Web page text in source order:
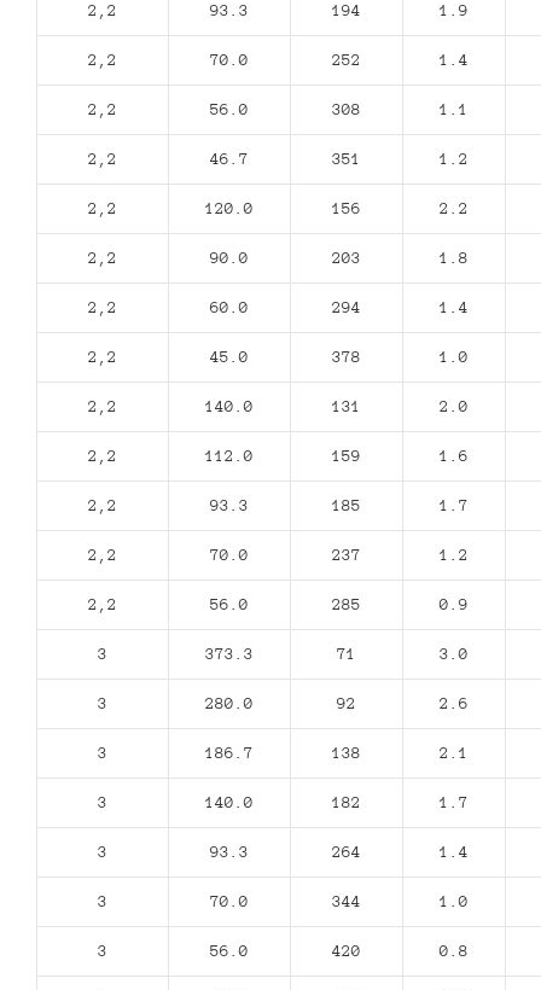
2,2 93.3 194 1.9
2,2 70.0 252 1.4
2,2 56.0 308 1.1
2,2 46.7 351 1.2
2,2 120.0 156 2.2
2,2 90.0 203 1.8
2,2 60.0 294 1.4
2,2 45.0 378 1.0
2,2 140.0 131 2.0
2,2 112.0 159 1.6
2,2 93.3 185 1.7
2,2 70.0 237 1.2
2,2 56.0 285 0.9
3 373.3 71 3.0
3 280.0 92 2.6
3 186.7 138 2.1
3 140.0 182 1.7
3 93.3 264 1.4
3 70.0 344 1.0
3 56.0 420 0.8